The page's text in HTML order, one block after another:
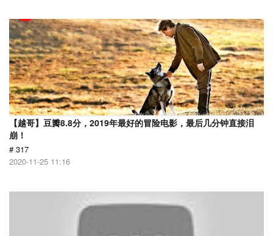
【越哥】豆瓣8.8分，2019年最好的冒险电影，最后几分钟直接泪
崩！
# 317
2020-11-25 11:16